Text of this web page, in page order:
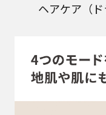
ヘアケア（ド